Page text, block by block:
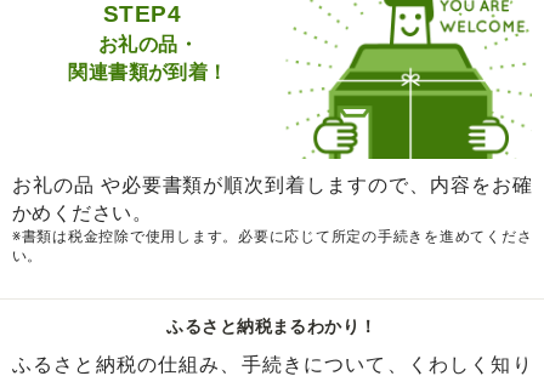
STEP4
お礼の品・
関連書類が到着！
お礼の品 や必要書類が順次到着しますので、内容をお確
かめください。
※書類は税金控除で使用します。必要に応じて所定の手続きを進めてくださ
い。
ふるさと納税まるわかり！
ふるさと納税の仕組み、手続きについて、くわしく知り